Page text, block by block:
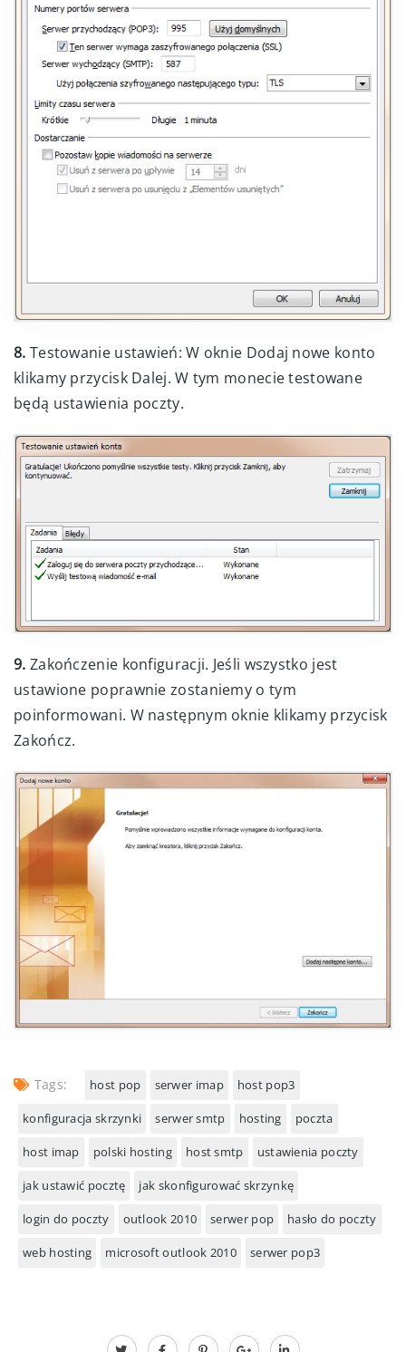
8. Testowanie ustawień: W oknie Dodaj nowe konto
klikamy przycisk Dalej. W tym monecie testowane
będą ustawienia poczty.
9. Zakończenie konfiguracji. Jeśli wszystko jest
ustawione poprawnie zostaniemy o tym
poinformowani. W następnym oknie klikamy przycisk
Zakończ.
Tags: host pop serwer imap host pop3
konfiguracja skrzynki serwer smtp hosting poczta
host imap polski hosting host smtp ustawienia poczty
jak ustawić pocztę jak skonfigurować skrzynkę
login do poczty outlook 2010 serwer pop hasło do poczty
web hosting microsoft outlook 2010 serwer pop3